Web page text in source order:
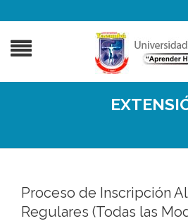
Proceso de Inscripción
Regulares (Todas las